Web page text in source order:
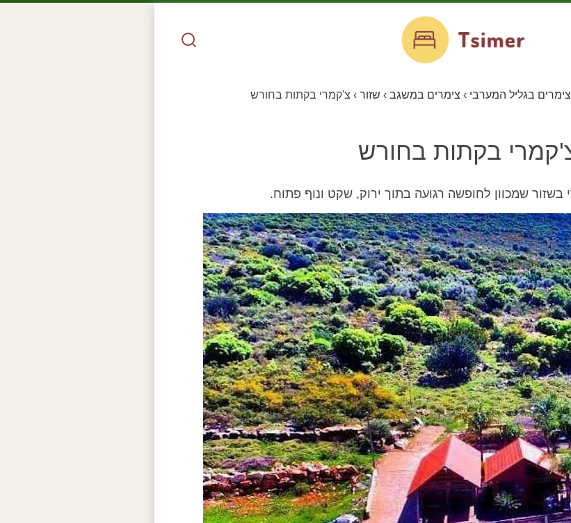
צימרים בגליל המערבי › צימרים במשגב › שזור › צ'קמרי בקתות בחורש
בקתות בחורש
שמכוון לחופשה רגועה בתוך ירוק, שקט ונוף פתוח.